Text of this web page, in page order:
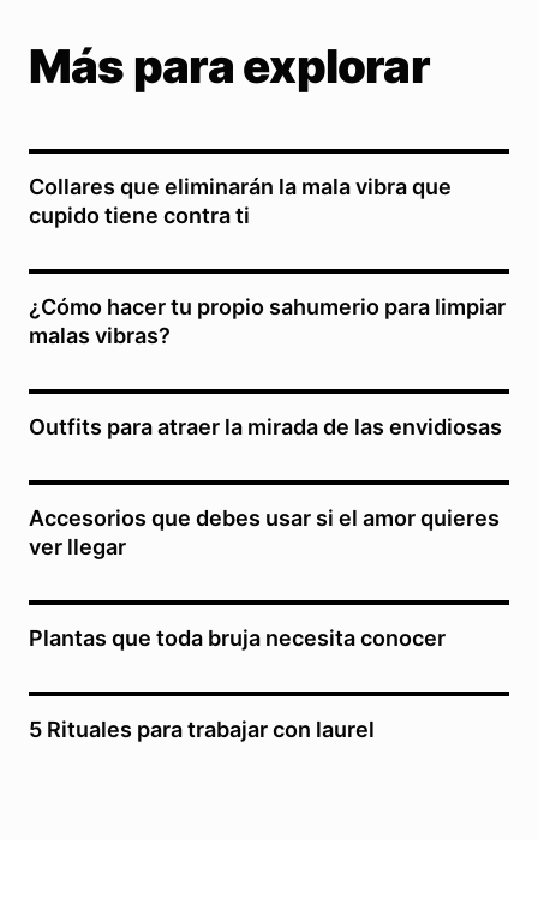
Más para explorar
Collares que eliminarán la mala vibra que
cupido tiene contra ti
¿Cómo hacer tu propio sahumerio para limpiar
malas vibras?
Outfits para atraer la mirada de las envidiosas
Accesorios que debes usar si el amor quieres
ver llegar
Plantas que toda bruja necesita conocer
5 Rituales para trabajar con laurel